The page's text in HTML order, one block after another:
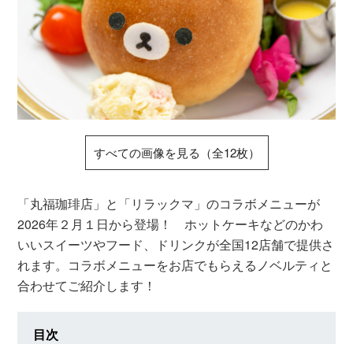
すべての画像を見る（全12枚）
「丸福珈琲店」と「リラックマ」のコラボメニューが
2026年２月１日から登場！ ホットケーキなどのかわ
いいスイーツやフード、ドリンクが全国12店舗で提供さ
れます。コラボメニューをお店でもらえるノベルティと
合わせてご紹介します！
目次